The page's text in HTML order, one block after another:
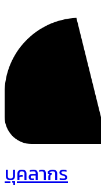
บุคลากร